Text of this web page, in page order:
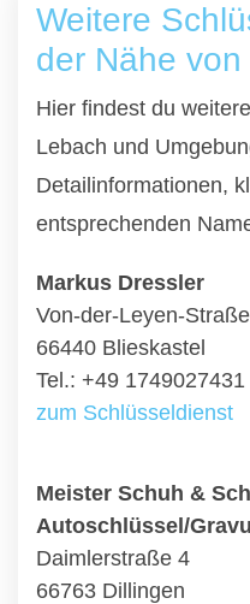
Weitere
der Nähe
Hier findest du
Lebach und
Detailinformationen,
entsprechenden
Markus Dressler
Von-der-Leyen-
66440 Blieskastel
Tel.: +49 1749027431
zum Schlüsseldienst
Meister Schuh &
Autoschlüssel/
Daimlerstraße 4
66763 Dillingen